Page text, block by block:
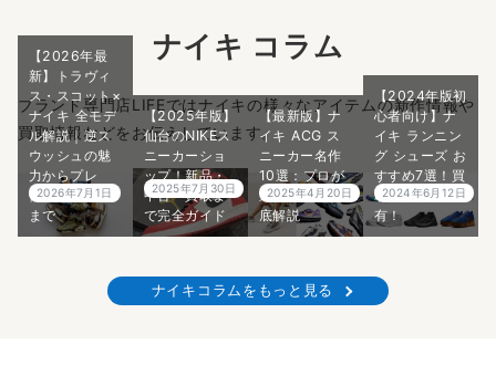
ナイキ コラム
ブランド専門店LIFEではナイキの様々なアイテムの新作情報や
買取情報などをお伝えしています。
【2026年最
新】トラヴィ
ス・スコット×
ナイキ 全モデ
ル解説｜逆ス
ウッシュの魅
力からプレ
値・偽物対策
まで
2026年7月1日
【2025年版】
仙台のNIKEス
ニーカーショ
ップ！新品・
中古・買取ま
で完全ガイド
2025年7月30日
【最新版】ナ
イキ ACG ス
ニーカー名作
10選：プロが
選ぶ名品を徹
底解説
2025年4月20日
【2024年版初
心者向け】ナ
イキ ランニン
グ シューズ お
すすめ7選！買
取価格紹介
有！
2024年6月12日
ナイキコラムをもっと見る